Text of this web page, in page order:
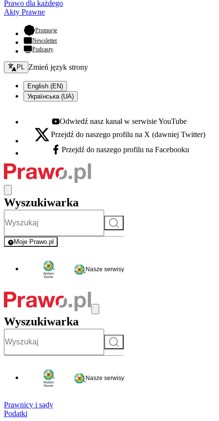
Prawo dla każdego
Akty Prawne
Promocje- otwiera się w nowej karcie
Newsletter
Podcasty
Zmień język - bieżący:
PL Zmień język strony
English (EN)
Українська (UA)
Youtube - otwiera się w nowej karcie
Odwiedź nasz kanał w serwisie YouTube
X - otwiera się w nowej karcie
Przejdź do naszego profilu na X (dawniej Twitter)
Facebook - otwiera się w nowej karcie
Przejdź do naszego profilu na Facebooku
Wyszukiwarka
Szukaj
Moje Prawo.pl
- rejestracja i logowanie do serwisu
Nasze serwisy
Wyszukiwarka
Szukaj
Nasze serwisy
Prawnicy i sądy
Podatki